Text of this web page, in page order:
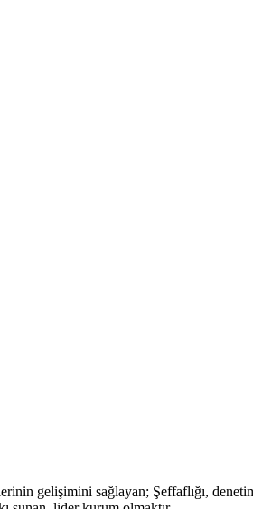
gelişimini sağlayan; Şeffaflığı,